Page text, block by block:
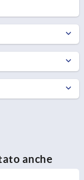
anche